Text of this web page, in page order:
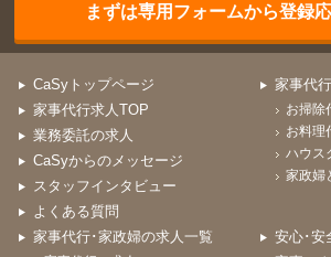
まずは専用フォームから登録
CaSyトップページ
家事代行求人TOP
業務委託の求人
CaSyからのメッセージ
スタッフインタビュー
よくある質問
家事代
お掃除
お料理
ハウス
家政婦
家事代行･家政婦の求人一覧
安心･安